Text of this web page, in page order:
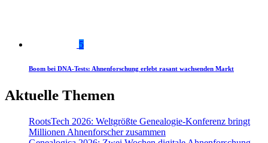
5
Boom bei DNA-Tests: Ahnenforschung erlebt rasant wachsenden Markt
Aktuelle Themen
RootsTech 2026: Weltgrößte Genealogie-Konferenz bringt
Millionen Ahnenforscher zusammen